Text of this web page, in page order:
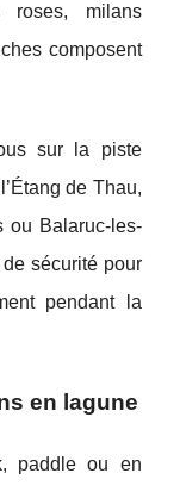
roses, milans
composent
sur la piste
de Thau,
ou Balaruc-les-
sécurité pour
pendant la
en lagune
paddle ou en